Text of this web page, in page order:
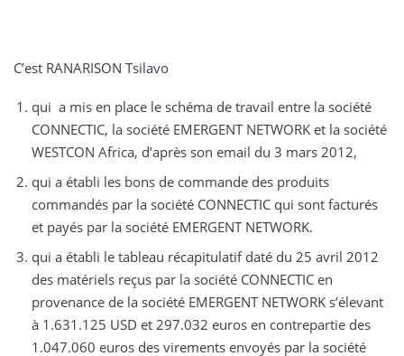
C’est RANARISON Tsilavo
qui a mis en place le schéma de travail entre la société
CONNECTIC, la société EMERGENT NETWORK et la société
WESTCON Africa, d’après son email du 3 mars 2012,
qui a établi les bons de commande des produits
commandés par la société CONNECTIC qui sont facturés
et payés par la société EMERGENT NETWORK.
qui a établi le tableau récapitulatif daté du 25 avril 2012
des matériels reçus par la société CONNECTIC en
provenance de la société EMERGENT NETWORK s’élevant
à 1.631.125 USD et 297.032 euros en contrepartie des
1.047.060 euros des virements envoyés par la société